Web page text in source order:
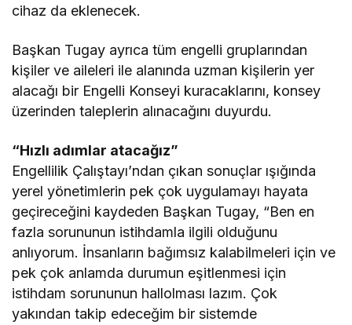
cihaz da eklenecek.
Başkan Tugay ayrıca tüm engelli gruplarından
kişiler ve aileleri ile alanında uzman kişilerin yer
alacağı bir Engelli Konseyi kuracaklarını, konsey
üzerinden taleplerin alınacağını duyurdu.
“Hızlı adımlar atacağız”
Engellilik Çalıştayı’ndan çıkan sonuçlar ışığında
yerel yönetimlerin pek çok uygulamayı hayata
geçireceğini kaydeden Başkan Tugay, “Ben en
fazla sorununun istihdamla ilgili olduğunu
anlıyorum. İnsanların bağımsız kalabilmeleri için ve
pek çok anlamda durumun eşitlenmesi için
istihdam sorununun hallolması lazım. Çok
yakından takip edeceğim bir sistemde